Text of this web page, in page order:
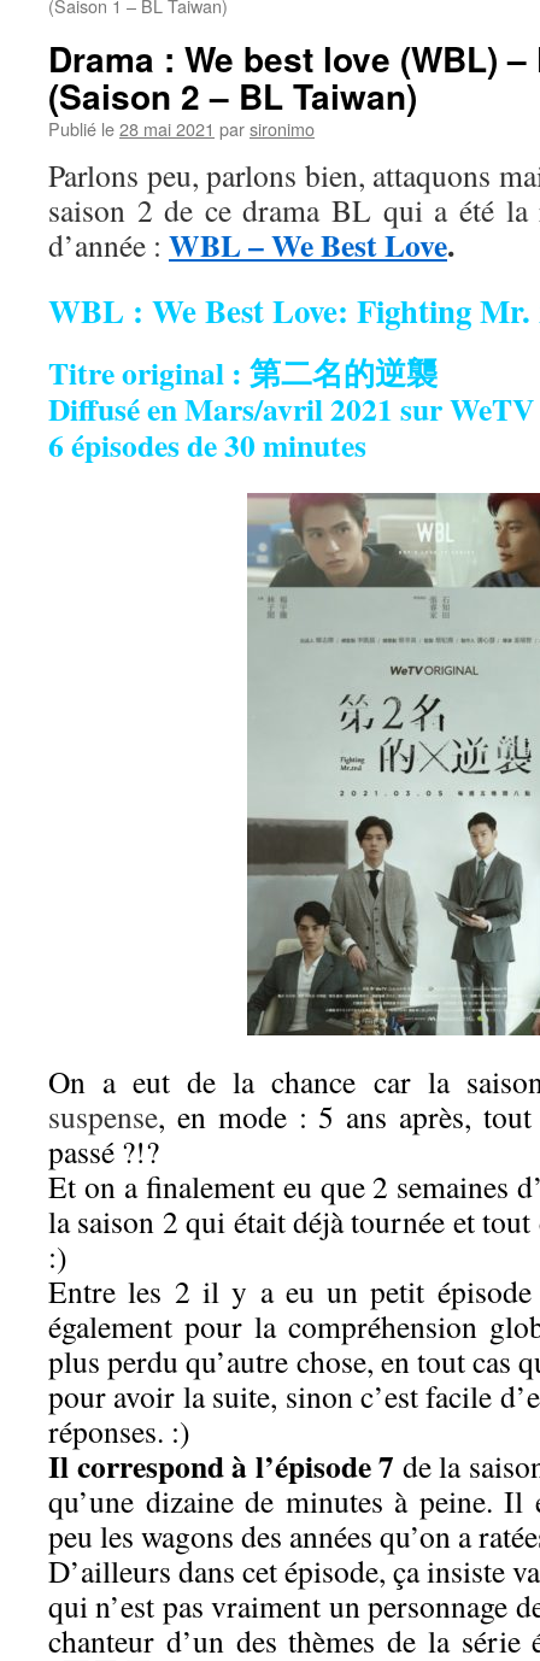
(Saison 1 – BL Taiwan)
Drama : We best love (WBL)
(Saison 2 – BL Taiwan)
Publié le28 mai 2021 parsironimo
Parlons peu, parlons bien, attaquons
saison 2 de ce drama BL qui a été la
d’année : WBL – We Best Love.
WBL : We Best Love: Fighting
Titre original : 第二名的逆襲
Diffusé en Mars/avril 2021 sur WeTV
6 épisodes de 30 minutes
On a eut de la chance car la
suspense, en mode : 5 ans après,
passé ?!?
Et on a finalement eu que 2 semaines
la saison 2 qui était déjà tournée et
:)
Entre les 2 il y a eu un petit
également pour la compréhension
plus perdu qu’autre chose, en tout cas
pour avoir la suite, sinon c’est facile
réponses. :)
Il correspond à l’épisode 7 de la
qu’une dizaine de minutes à peine. Il
peu les wagons des années qu’on a
D’ailleurs dans cet épisode, ça insiste
qui n’est pas vraiment un personnage
chanteur d’un des thèmes de la